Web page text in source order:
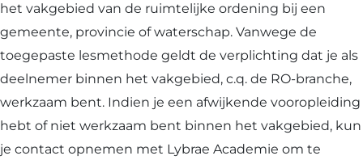
het vakgebied van de ruimtelijke ordening bij een
gemeente, provincie of waterschap. Vanwege de
toegepaste lesmethode geldt de verplichting dat je als
deelnemer binnen het vakgebied, c.q. de RO-branche,
werkzaam bent. Indien je een afwijkende vooropleiding
hebt of niet werkzaam bent binnen het vakgebied, kun
je contact opnemen met Lybrae Academie om te